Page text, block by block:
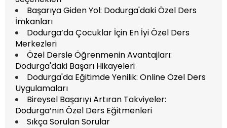
Başarıya Giden Yol: Dodurga'daki Özel Ders
İmkanları
Dodurga’da Çocuklar İçin En İyi Özel Ders
Merkezleri
Özel Dersle Öğrenmenin Avantajları:
Dodurga'daki Başarı Hikayeleri
Dodurga'da Eğitimde Yenilik: Online Özel Ders
Uygulamaları
Bireysel Başarıyı Artıran Takviyeler:
Dodurga’nın Özel Ders Eğitmenleri
Sıkça Sorulan Sorular